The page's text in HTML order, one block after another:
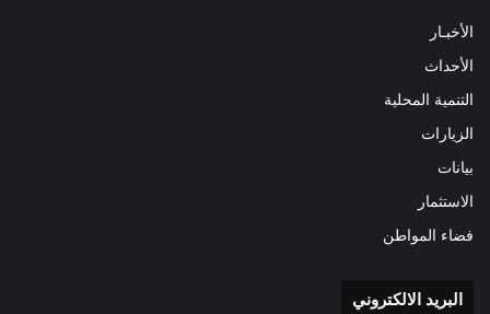
الأخبـار
الأحداث
التنمية المحلية
الزيارات
بيانات
الاستثمار
فضاء المواطن
البريد الالكتروني